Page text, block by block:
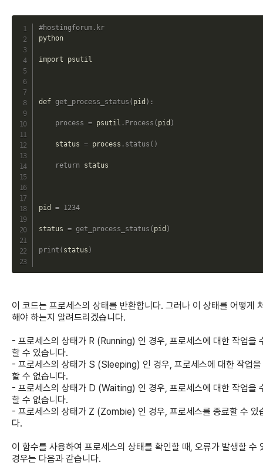
#hostingforum.kr
python
import psutil
def get_process_status ( pid ) :
process = psutil . Process ( pid )
    status
= process . status ( )
return status
pid = 1234
status = get_process_status ( pid )
print ( status )
이 코드는 프로세스의 상태를 반환합니다. 그러나 이 상태를 어떻게
해야 하는지 알려드리겠습니다.
- 프로세스의 상태가 R (Running) 인 경우, 프로세스에 대한 작업을
할 수 있습니다.
- 프로세스의 상태가 S (Sleeping) 인 경우, 프로세스에 대한 작업을
할 수 없습니다.
- 프로세스의 상태가 D (Waiting) 인 경우, 프로세스에 대한 작업을
할 수 없습니다.
- 프로세스의 상태가 Z (Zombie) 인 경우, 프로세스를 종료할 수 있
다.
이 함수를 사용하여 프로세스의 상태를 확인할 때, 오류가 발생할 수
경우는 다음과 같습니다.